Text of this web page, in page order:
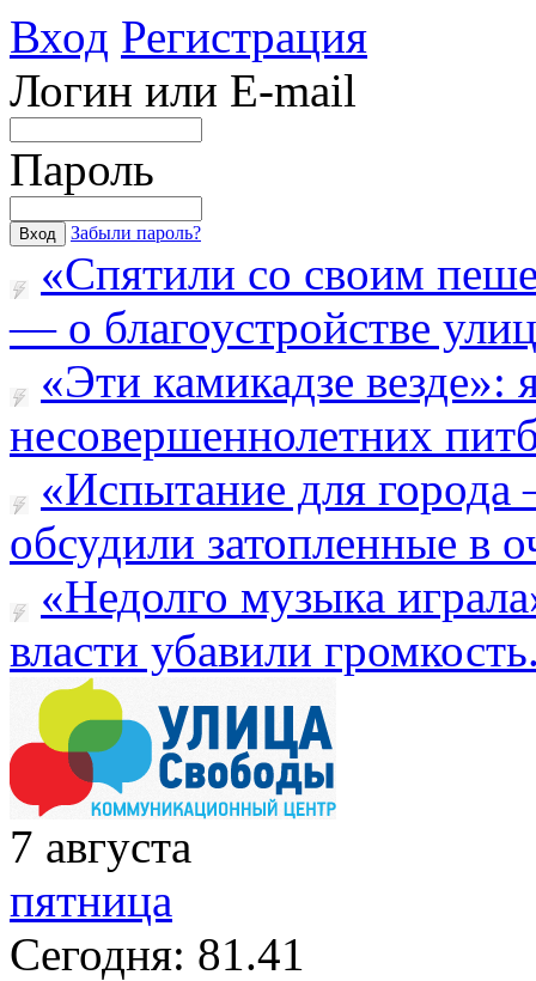
Вход Регистрация
Логин или E-mail
Пароль
Забыли пароль?
«Спятили со своим
— о благоустройстве
«Эти камикадзе везде»:
несовершеннолетних
«Испытание для
обсудили затопленные в
«Недолго музыка
власти убавили
7 августа
пятница
Сегодня: 81.41